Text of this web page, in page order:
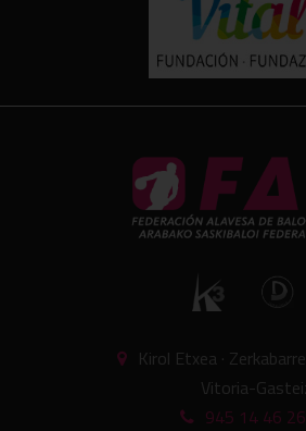
Kirol Etxea ·
Vitoria-
945 14 46 26